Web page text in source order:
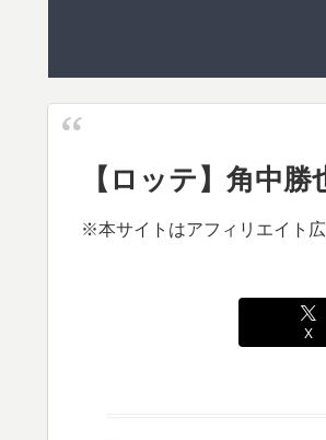
【ロッテ】角中
※本サイトはアフィリエイト広
X